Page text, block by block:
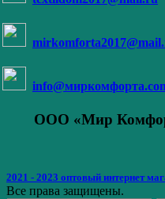
ООО «Мир
2021 - 2023 оптовый интернет
Все права защищены.